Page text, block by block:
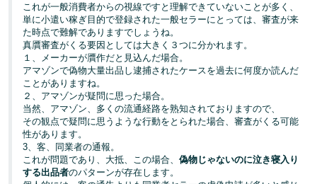
これが一般消費者からの視線ですと理解できていないことが多く、
単に小遣い稼ぎ目的で登録された一般セラーにとっては、審査が来
た時点で難解でありますでしょうね。
真贋審査がくる要因としては大きく３つに分かれます。
１、メーカーが贋作だと見込んだ場合。
アマゾンで偽物大量出品し逮捕されたケースを過去に何度か読んだ
ことがありますね。
２、アマゾンが疑問に思った場合。
当然、アマゾン、多くの流通経路を熟知されておりますので、
その観点で疑問に思うような行動をとられた場合、審査がくる可能
性があります。
3、客、同業者の通報。
これが問題であり、大抵、この場合、偽物じゃないのに泣き寝入り
する出品者のパターンが存在します。